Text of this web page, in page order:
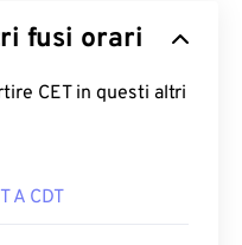
fusi orari
CET in questi altri
A CDT